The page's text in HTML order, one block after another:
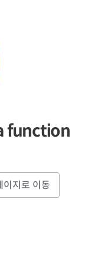
function
이지로 이동